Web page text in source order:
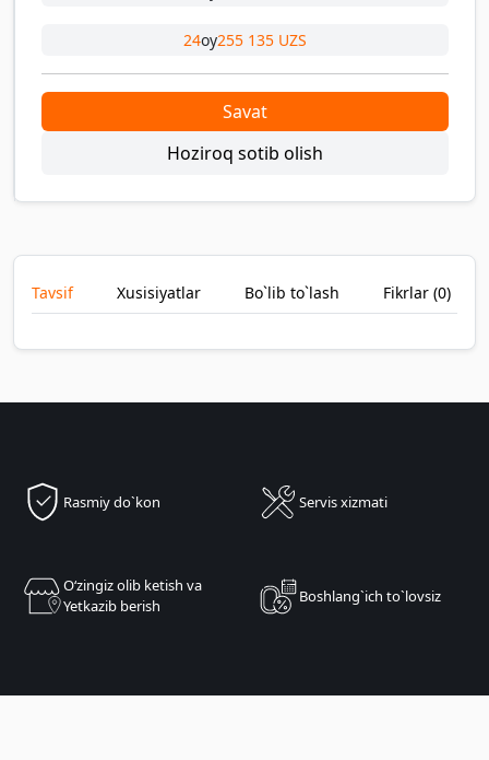
24oy255 135 UZS
Savat
Hoziroq sotib olish
Tavsif Xusisiyatlar Bo`lib to`lash Fikrlar (0)
Rasmiy do`kon Servis xizmati
Oʻzingiz olib ketish va
Yetkazib berish
Boshlang`ich to`lovsiz